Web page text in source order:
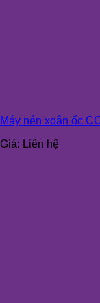
Máy nén xoắn ốc
Giá: Liên hệ